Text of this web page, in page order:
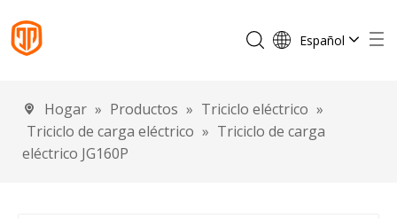
Español
Português
Deutsch
Hogar » Productos » Triciclo eléctrico »
Triciclo de carga eléctrico » Triciclo de carga
eléctrico JG160P